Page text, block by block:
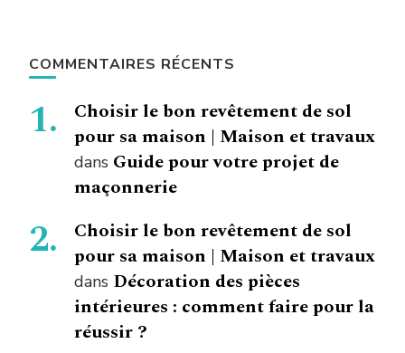
COMMENTAIRES RÉCENTS
Choisir le bon revêtement de sol
pour sa maison | Maison et travaux
dans Guide pour votre projet de
maçonnerie
Choisir le bon revêtement de sol
pour sa maison | Maison et travaux
dans Décoration des pièces
intérieures : comment faire pour la
réussir ?